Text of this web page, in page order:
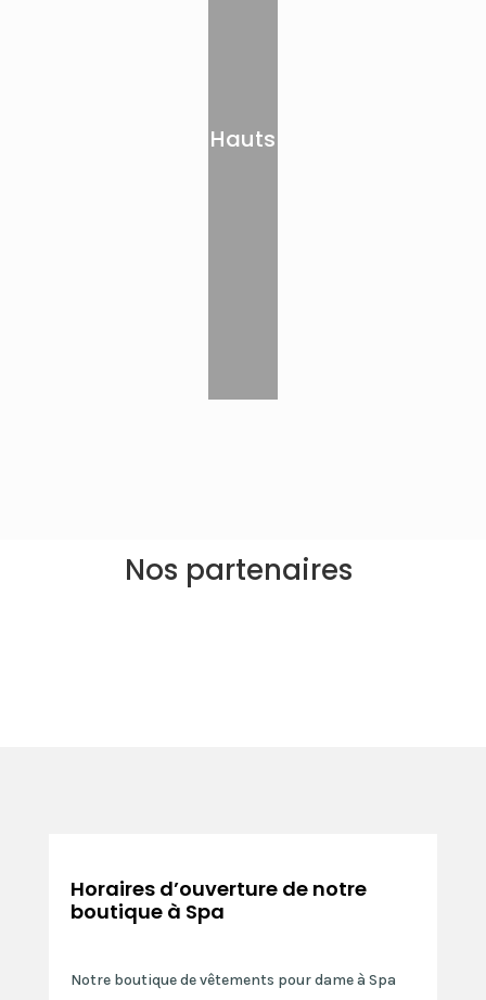
Hauts
Nos partenaires
Horaires d’ouverture de notre
boutique à Spa
Notre boutique de vêtements pour dame à Spa